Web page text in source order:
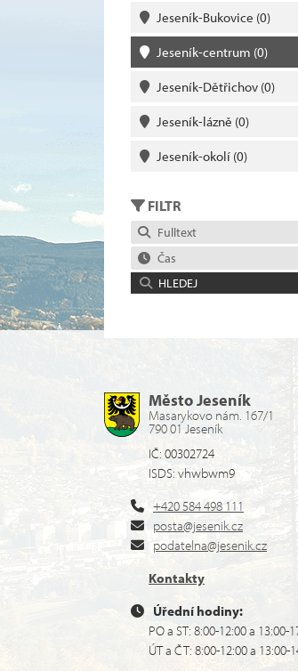
Jeseník-Bukovice (0)
Jeseník-centrum (0)
Jeseník-Dětřichov (0)
Jeseník-lázně (0)
Jeseník-okolí (0)
FILTR
Fulltext
Čas
HLEDEJ
Město Jeseník
Masarykovo nám. 167/1
790 01 Jeseník
IČ: 00302724
ISDS: vhwbwm9
+420 584 498 111
posta@jesenik.cz
podatelna@jesenik.cz
Kontakty
Úřední hodiny:
PO a ST: 8:00-12:00 a 13:00-
ÚT a ČT: 8:00-12:00 a 13:00-